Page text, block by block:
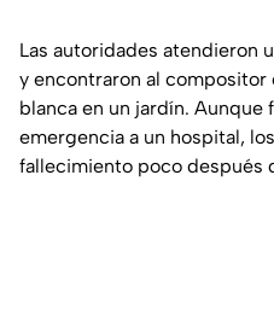
Las autoridades atendieron
y encontraron al compositor
blanca en un jardín. Aunque
emergencia a un hospital,
fallecimiento poco después